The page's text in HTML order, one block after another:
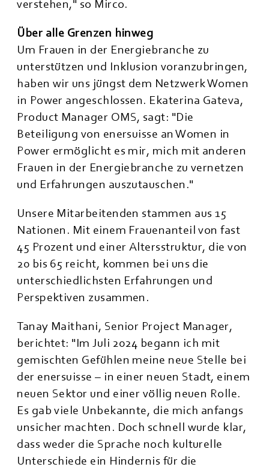
verstehen," so Mirco.
Über alle Grenzen hinweg
Um Frauen in der Energiebranche zu
unterstützen und Inklusion voranzubringen,
haben wir uns jüngst dem Netzwerk Women
in Power angeschlossen. Ekaterina Gateva,
Product Manager OMS, sagt: "Die
Beteiligung von enersuisse an Women in
Power ermöglicht es mir, mich mit anderen
Frauen in der Energiebranche zu vernetzen
und Erfahrungen auszutauschen."
Unsere Mitarbeitenden stammen aus 15
Nationen. Mit einem Frauenanteil von fast
45 Prozent und einer Altersstruktur, die von
20 bis 65 reicht, kommen bei uns die
unterschiedlichsten Erfahrungen und
Perspektiven zusammen.
Tanay Maithani, Senior Project Manager,
berichtet: "Im Juli 2024 begann ich mit
gemischten Gefühlen meine neue Stelle bei
der enersuisse – in einer neuen Stadt, einem
neuen Sektor und einer völlig neuen Rolle.
Es gab viele Unbekannte, die mich anfangs
unsicher machten. Doch schnell wurde klar,
dass weder die Sprache noch kulturelle
Unterschiede ein Hindernis für die